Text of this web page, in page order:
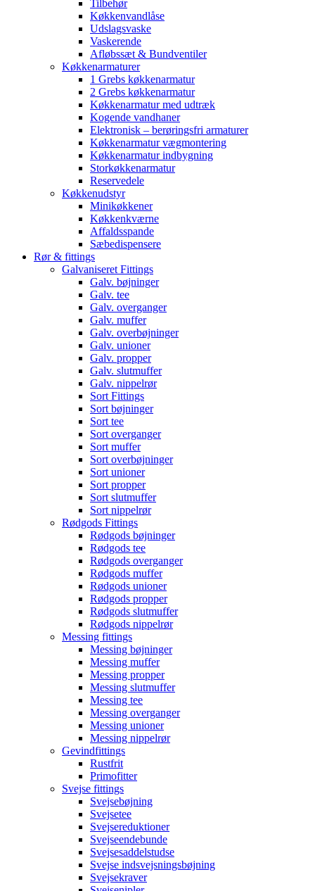
Tilbehør
Køkkenvandlåse
Udslagsvaske
Vaskerende
Afløbssæt & Bundventiler
Køkkenarmaturer
1 Grebs køkkenarmatur
2 Grebs køkkenarmatur
Køkkenarmatur med udtræk
Kogende vandhaner
Elektronisk – berøringsfri armaturer
Køkkenarmatur vægmontering
Køkkenarmatur indbygning
Storkøkkenarmatur
Reservedele
Køkkenudstyr
Minikøkkener
Køkkenkværne
Affaldsspande
Sæbedispensere
Rør & fittings
Galvaniseret Fittings
Galv. bøjninger
Galv. tee
Galv. overganger
Galv. muffer
Galv. overbøjninger
Galv. unioner
Galv. propper
Galv. slutmuffer
Galv. nippelrør
Sort Fittings
Sort bøjninger
Sort tee
Sort overganger
Sort muffer
Sort overbøjninger
Sort unioner
Sort propper
Sort slutmuffer
Sort nippelrør
Rødgods Fittings
Rødgods bøjninger
Rødgods tee
Rødgods overganger
Rødgods muffer
Rødgods unioner
Rødgods propper
Rødgods slutmuffer
Rødgods nippelrør
Messing fittings
Messing bøjninger
Messing muffer
Messing propper
Messing slutmuffer
Messing tee
Messing overganger
Messing unioner
Messing nippelrør
Gevindfittings
Rustfrit
Primofitter
Svejse fittings
Svejsebøjning
Svejsetee
Svejsereduktioner
Svejseendebunde
Svejsesaddelstudse
Svejse indsvejsningsbøjning
Svejsekraver